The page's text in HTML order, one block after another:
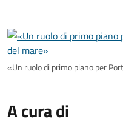
«Un ruolo di primo piano per
A cura di